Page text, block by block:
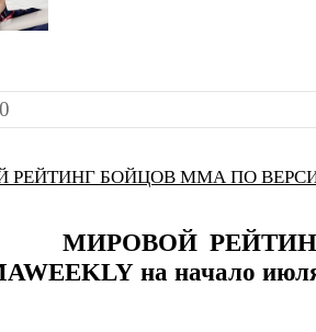
БОЙЦОВ ММА ПО
МИРОВОЙ
на начало